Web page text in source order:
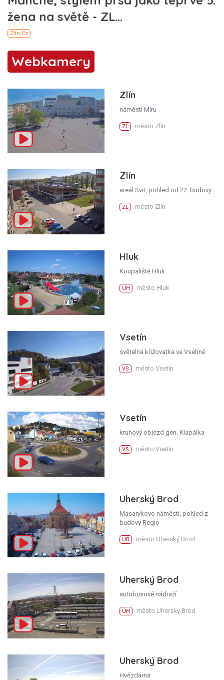
Webkamery
Zlín
náměstí Míru
ZL město Zlín
Zlín
areál Svit, pohled od 22. budovy
ZL město Zlín
Hluk
Koupaliště Hluk
UH město Hluk
Vsetín
světelná křižovatka ve Vsetíně
VS město Vsetín
Vsetín
kruhový objezd gen. Klapálka
VS město Vsetín
Uherský Brod
Masarykovo náměstí, pohled z
budovy Regio
UB město Uherský Brod
Uherský Brod
autobusové nádraží
UH město Uherský Brod
Uherský Brod
Hvězdárna